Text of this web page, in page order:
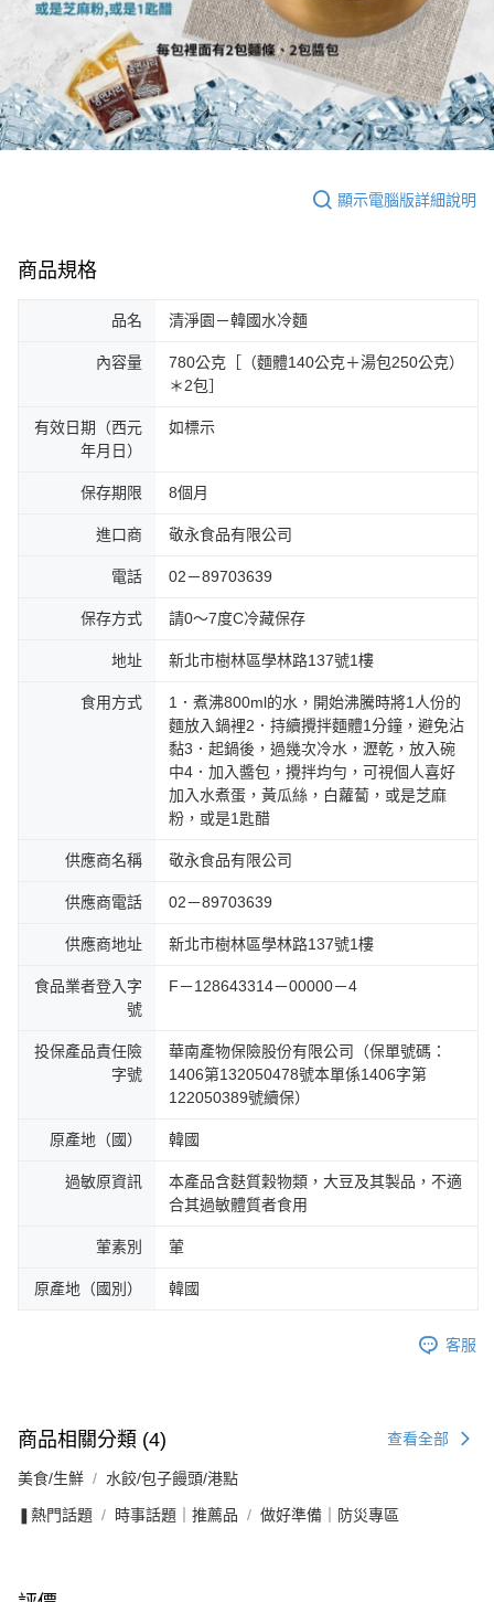
顯示電腦版詳細說明
商品規格
品名 清淨園－韓國水冷麵
內容量
780公克［（麵體140公克＋湯包250公克）
＊2包］
有效日期（西元
年月日）
如標示
保存期限 8個月
進口商 敬永食品有限公司
電話 02－89703639
保存方式 請0～7度C冷藏保存
地址 新北市樹林區學林路137號1樓
食用方式
1．煮沸800ml的水，開始沸騰時將1人份的
麵放入鍋裡2．持續攪拌麵體1分鐘，避免沾
黏3．起鍋後，過幾次冷水，瀝乾，放入碗
中4．加入醬包，攪拌均勻，可視個人喜好
加入水煮蛋，黃瓜絲，白蘿蔔，或是芝麻
粉，或是1匙醋
供應商名稱 敬永食品有限公司
供應商電話 02－89703639
供應商地址 新北市樹林區學林路137號1樓
食品業者登入字
號
F－128643314－00000－4
投保產品責任險
字號
華南產物保險股份有限公司（保單號碼：
1406第132050478號本單係1406字第
122050389號續保）
原產地（國） 韓國
過敏原資訊
本產品含麩質穀物類，大豆及其製品，不適
合其過敏體質者食用
葷素別 葷
原產地（國別） 韓國
客服
商品相關分類 (4) 查看全部
美食/生鮮 水餃/包子饅頭/港點
❚熱門話題 時事話題｜推薦品 做好準備｜防災專區